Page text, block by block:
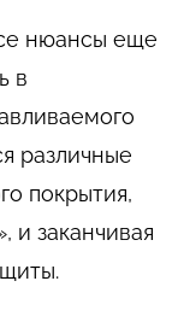
нюансы еще
в
различные
покрытия,
и заканчивая